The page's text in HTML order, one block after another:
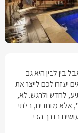
בין לבין היא גם
יעזרו לכם לייצר את
לחדש ולרגש. לא,
אלא מיוחדים, בלתי
בדרך הכי